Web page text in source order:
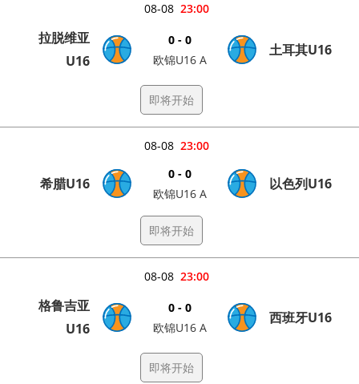
23:00
08-08
拉脱维亚
U16
0 - 0
欧锦U16 A
土耳其U16
即将开始
23:00
08-08
希腊U16
0 - 0
欧锦U16 A
以色列U16
即将开始
23:00
08-08
格鲁吉亚
U16
0 - 0
欧锦U16 A
西班牙U16
即将开始